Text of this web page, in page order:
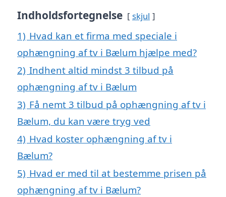
Indholdsfortegnelse skjul
1) Hvad kan et firma med speciale i
ophængning af tv i Bælum hjælpe med?
2) Indhent altid mindst 3 tilbud på
ophængning af tv i Bælum
3) Få nemt 3 tilbud på ophængning af tv i
Bælum, du kan være tryg ved
4) Hvad koster ophængning af tv i
Bælum?
5) Hvad er med til at bestemme prisen på
ophængning af tv i Bælum?